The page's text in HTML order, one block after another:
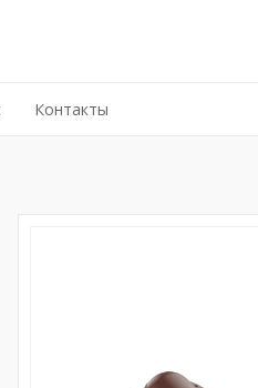
Контакты